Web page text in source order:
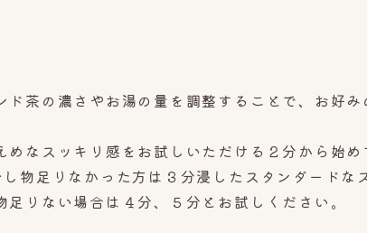
茶の濃さやお湯の量を調整することで、お好み
めなスッキリ感をお試しいただける２分から始め
物足りなかった方は ３ 分浸した スタンダードな
足りない場合は４分、５分とお試しください。